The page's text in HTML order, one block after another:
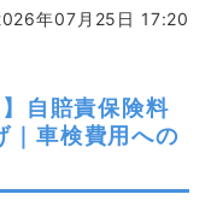
年07月25日 17:20
自賠責保険料
｜車検費用への